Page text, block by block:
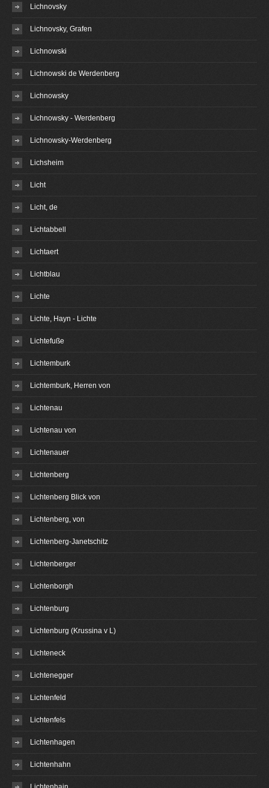
Lichnovsky
Lichnovsky, Grafen
Lichnowski
Lichnowski de Werdenberg
Lichnowsky
Lichnowsky - Werdenberg
Lichnowsky-Werdenberg
Lichsheim
Licht
Licht, de
Lichtabbell
Lichtaert
Lichtblau
Lichte
Lichte, Hayn - Lichte
Lichtefuße
Lichtemburk
Lichtemburk, Herren von
Lichtenau
Lichtenau von
Lichtenauer
Lichtenberg
Lichtenberg Blick von
Lichtenberg, von
Lichtenberg-Janetschitz
Lichtenberger
Lichtenborgh
Lichtenburg
Lichtenburg (Krussina v L)
Lichteneck
Lichtenegger
Lichtenfeld
Lichtenfels
Lichtenhagen
Lichtenhahn